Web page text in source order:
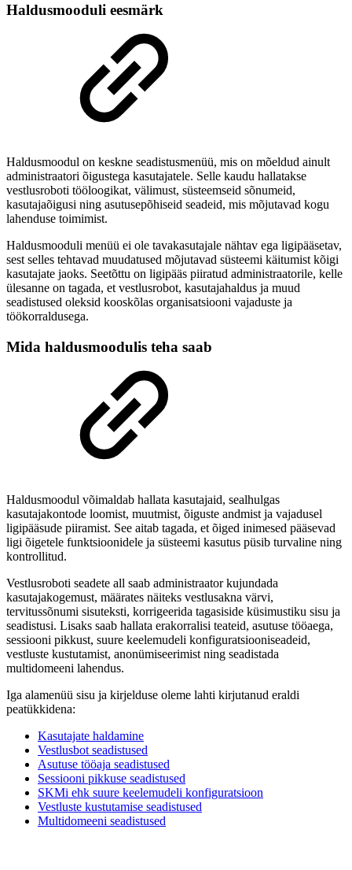
Haldusmooduli eesmärk
Haldusmoodul on keskne seadistusmenüü, mis on mõeldud ainult
administraatori õigustega kasutajatele. Selle kaudu hallatakse
vestlusroboti tööloogikat, välimust, süsteemseid sõnumeid,
kasutajaõigusi ning asutusepõhiseid seadeid, mis mõjutavad kogu
lahenduse toimimist.
Haldusmooduli menüü ei ole tavakasutajale nähtav ega ligipääsetav,
sest selles tehtavad muudatused mõjutavad süsteemi käitumist kõigi
kasutajate jaoks. Seetõttu on ligipääs piiratud administraatorile, kelle
ülesanne on tagada, et vestlusrobot, kasutajahaldus ja muud
seadistused oleksid kooskõlas organisatsiooni vajaduste ja
töökorraldusega.
Mida haldusmoodulis teha saab
Haldusmoodul võimaldab hallata kasutajaid, sealhulgas
kasutajakontode loomist, muutmist, õiguste andmist ja vajadusel
ligipääsude piiramist. See aitab tagada, et õiged inimesed pääsevad
ligi õigetele funktsioonidele ja süsteemi kasutus püsib turvaline ning
kontrollitud.
Vestlusroboti seadete all saab administraator kujundada
kasutajakogemust, määrates näiteks vestlusakna värvi,
tervitussõnumi sisuteksti, korrigeerida tagasiside küsimustiku sisu ja
seadistusi. Lisaks saab hallata erakorralisi teateid, asutuse tööaega,
sessiooni pikkust, suure keelemudeli konfiguratsiooniseadeid,
vestluste kustutamist, anonümiseerimist ning seadistada
multidomeeni lahendus.
Iga alamenüü sisu ja kirjelduse oleme lahti kirjutanud eraldi
peatükkidena:
Kasutajate haldamine
Vestlusbot seadistused
Asutuse tööaja seadistused
Sessiooni pikkuse seadistused
SKMi ehk suure keelemudeli konfiguratsioon
Vestluste kustutamise seadistused
Multidomeeni seadistused